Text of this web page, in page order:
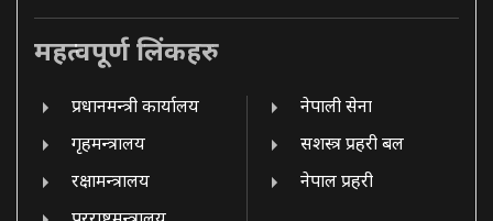
महत्वपूर्ण लिंकहरु
प्रधानमन्त्री कार्यालय
गृहमन्त्रालय
रक्षामन्त्रालय
नेपाली सेना
सशस्त्र प्रहरी बल
नेपाल प्रहरी